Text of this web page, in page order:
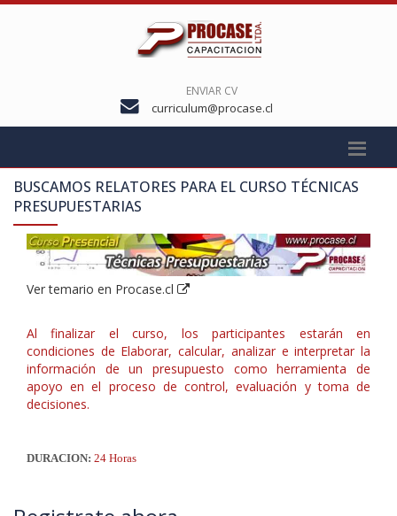
ENVIAR CV
curriculum@procase.cl
BUSCAMOS RELATORES PARA EL CURSO TÉCNICAS
PRESUPUESTARIAS
Ver temario en Procase.cl
Al finalizar el curso, los participantes estarán en
condiciones de Elaborar, calcular, analizar e interpretar la
información de un presupuesto como herramienta de
apoyo en el proceso de control, evaluación y toma de
decisiones.
DURACION: 24 Horas